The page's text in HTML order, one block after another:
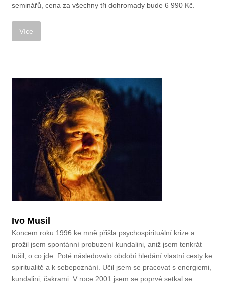
seminářů, cena za všechny tři dohromady bude 6 990 Kč.
Ivo Musil
Koncem roku 1996 ke mně přišla psychospirituální krize a
prožil jsem spontánní probuzení kundalini, aniž jsem tenkrát
tušil, o co jde. Poté následovalo období hledání vlastní cesty ke
spiritualitě a k sebepoznání. Učil jsem se pracovat s energiemi,
kundalini, čakrami. V roce 2001 jsem se poprvé setkal se